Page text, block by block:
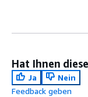
Hat Ihnen
Ja
Nein
Feedback geben